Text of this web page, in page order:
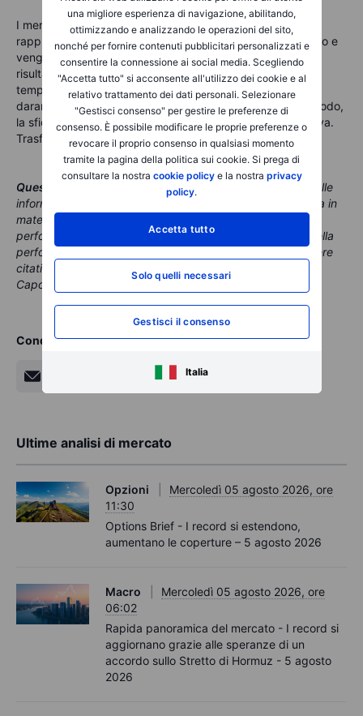
una migliore esperienza di navigazione, abilitando,
ottimizzando e analizzando le operazioni del sito,
nonché per fornire contenuti pubblicitari personalizzati e
consentire la connessione ai social media. Scegliendo
"Accetta tutto" si acconsente all'utilizzo dei cookie e al
relativo trattamento dei dati personali. Selezionare
"Gestisci consenso" per gestire le preferenze di
consenso. È possibile modificare le proprie preferenze o
revocare il proprio consenso in qualsiasi momento
tramite la pagina della politica sui cookie. Si prega di
consultare la nostra cookie policye la nostra privacy
policy.
Accetta tutto
Solo quelli necessari
Gestisci il consenso
Italia
I mercati reagiranno al ritmo delle consegne. Il “cadence”
rappresenta la velocità con cui le apparecchiature arrivano e
vengono attivate. Prossimi appuntamenti da monitorare: i
risultati trimestrali di AMD il 4 novembre per dettagli sulle
tempistiche, e le prime approvazioni dei siti MI450, che
daranno il via alla maturazione dei warrant. Nel lungo periodo,
la sfida è semplice: trasformare il capitale in capacità attiva.
Trasformare la capacità in flussi di cassa. Poi ripetere.
Questo contenuto è materiale di marketing
Nessuna delle
informazioni e analisi qui contenute costituisce consulenza in
materia di investimenti. Il trading comporta rischi e le
performance passate non sono un indicatore affidabile della
performance futura. In questo contenuto potrebbero essere
citati strumenti emessi da società partner, dalle quali la
Capogruppo Saxo riceve pagamenti o retrocessioni.
Condividi
Ultime analisi di mercato
Opzioni
Mercoledì 05 agosto 2026, ore
11:30
Options Brief - I record si estendono,
aumentano le coperture – 5 agosto 2026
Macro
Mercoledì 05 agosto 2026, ore
06:02
Rapida panoramica del mercato - I record si
aggiornano grazie alle speranze di un
accordo sullo Stretto di Hormuz - 5 agosto
2026